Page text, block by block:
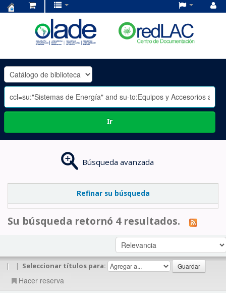
OLADE
-
Ir
Búsqueda avanzada
Refinar su búsqueda
Su búsqueda retornó 4 resultados.
| | Seleccionar títulos para:
Hacer reserva